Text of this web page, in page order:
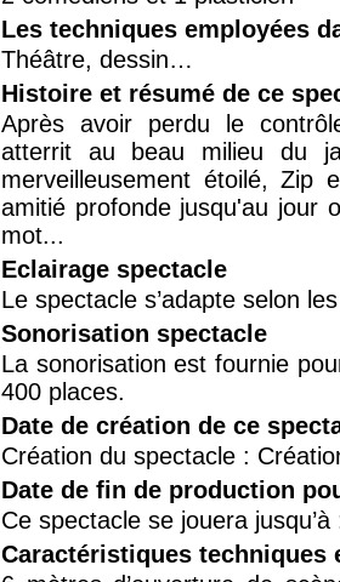
Les techniques employées
Théâtre, dessin…
Histoire et résumé de ce
Après avoir perdu le
atterrit au beau milieu du
merveilleusement étoilé,
amitié profonde jusqu'au jour
mot...
Eclairage spectacle
Le spectacle s’adapte selon
Sonorisation spectacle
La sonorisation est fournie
400 places.
Date de création de ce
Création du spectacle :
Date de fin de production
Ce spectacle se jouera
Caractéristiques techniques